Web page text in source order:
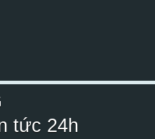
tức 24h